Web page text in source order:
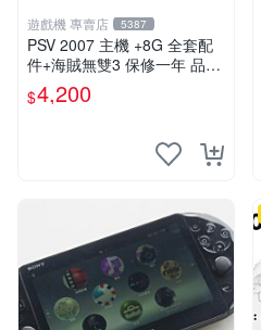
遊戲機 專賣店 5387
PSV 2007 主機 +8G 全套配
件+海賊無雙3 保修一年 品質
有保障
$4,200